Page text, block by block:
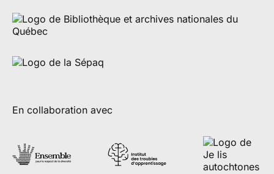
En collaboration avec